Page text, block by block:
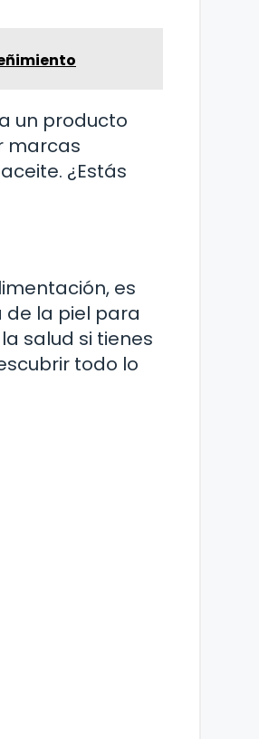
un producto
marcas
¿Estás
es
la piel para
salud si tienes
todo lo